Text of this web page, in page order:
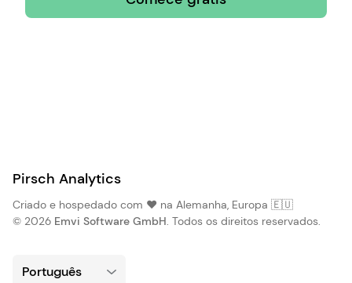
Pirsch Analytics
Criado e hospedado com ❤️ na Alemanha, Europa 🇪🇺
© 2026 Emvi Software GmbH. Todos os direitos reservados.